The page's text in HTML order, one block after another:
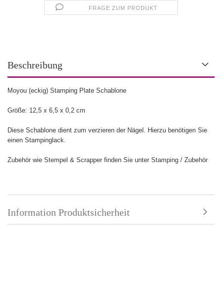
FRAGE ZUM PRODUKT
Beschreibung
Moyou (eckig) Stamping Plate Schablone
Größe: 12,5 x 6,5 x 0,2 cm
Diese Schablone dient zum verzieren der Nägel. Hierzu benötigen Sie
einen Stampinglack.
Zubehör wie Stempel & Scrapper finden Sie unter Stamping / Zubehör
Information Produktsicherheit